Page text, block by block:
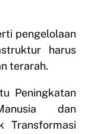
pengelolaan
harus
terarah.
Peningkatan
dan
Transformasi